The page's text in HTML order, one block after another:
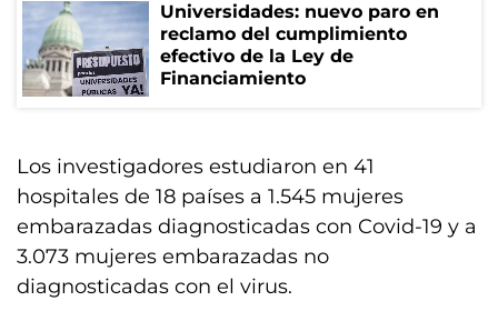
Universidades: nuevo paro en
reclamo del cumplimiento
efectivo de la Ley de
Financiamiento
Los investigadores estudiaron en 41
hospitales de 18 países a 1.545 mujeres
embarazadas diagnosticadas con Covid-19 y a
3.073 mujeres embarazadas no
diagnosticadas con el virus.